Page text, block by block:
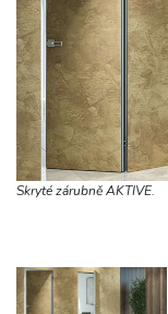
Skryté zárubně AKTIVE.